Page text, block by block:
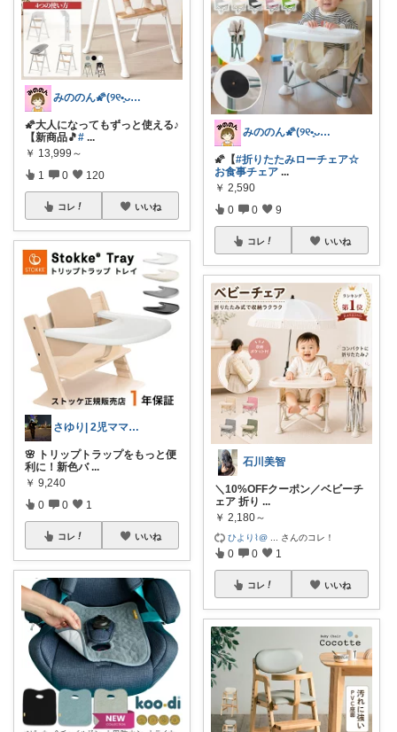
みののん🌠(୨୧•͈ᴗ•͈)感謝♡
🌠大人になってもずっと使える♪
【新商品🎵# ...
￥ 13,999～
1 0 120
コレ いいね
さゆり| 2児ママお買い物メモ🧸
🌸 トリップトラップをもっと便
利に！新色バ ...
￥ 9,240
0 0 1
コレ いいね
みののん🌠(୨୧•͈ᴗ•͈)感謝♡
🌠【#折りたたみローチェア☆
お食事チェア ...
￥ 2,590
0 0 9
コレ いいね
石川美智
＼10%OFFクーポン／ベビーチ
ェア 折り ...
￥ 2,180～
ひより‪‪⌇@ さんのコレ！
0 0 1
コレ いいね